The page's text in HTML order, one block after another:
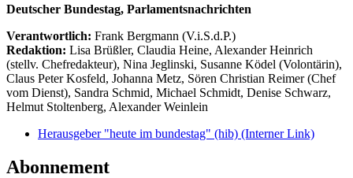
Deutscher Bundestag, Parlamentsnachrichten
Verantwortlich: Frank Bergmann (V.i.S.d.P.)
Redaktion: Lisa Brüßler, Claudia Heine, Alexander Heinrich
(stellv. Chefredakteur), Nina Jeglinski, Susanne Ködel (Volontärin),
Claus Peter Kosfeld, Johanna Metz, Sören Christian Reimer (Chef
vom Dienst), Sandra Schmid, Michael Schmidt, Denise Schwarz,
Helmut Stoltenberg, Alexander Weinlein
Herausgeber "heute im bundestag" (hib) (Interner Link)
Abonnement